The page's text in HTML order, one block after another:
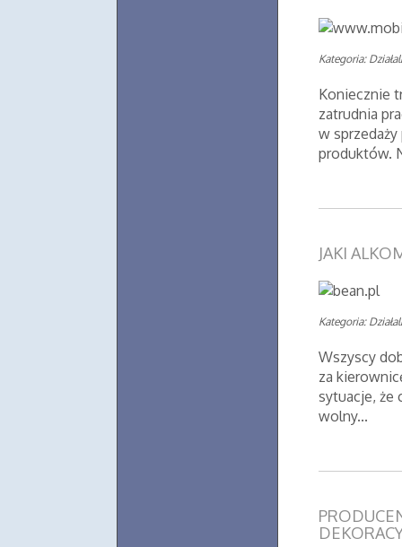
Kategoria:
Koniecznie
zatrudnia
w
produktów.
JAKI
Kategoria:
Wszyscy
za
sytuacje, że
wolny...